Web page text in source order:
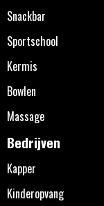
Snackbar
Sportschool
Kermis
Bowlen
Massage
Bedrijven
Kapper
Kinderopvang